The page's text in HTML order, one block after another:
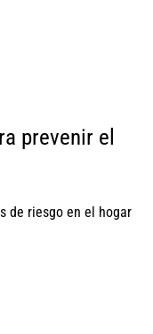
de riesgo en el hogar